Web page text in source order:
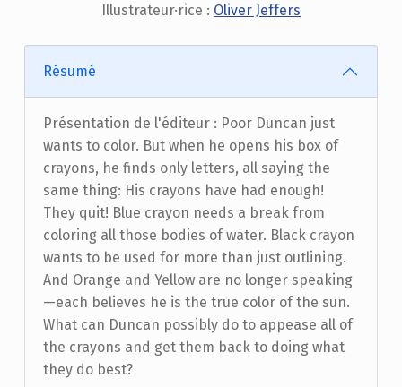
Illustrateur·rice : Oliver Jeffers
Résumé
Présentation de l'éditeur : Poor Duncan just
wants to color. But when he opens his box of
crayons, he finds only letters, all saying the
same thing: His crayons have had enough!
They quit! Blue crayon needs a break from
coloring all those bodies of water. Black crayon
wants to be used for more than just outlining.
And Orange and Yellow are no longer speaking
—each believes he is the true color of the sun.
What can Duncan possibly do to appease all of
the crayons and get them back to doing what
they do best?